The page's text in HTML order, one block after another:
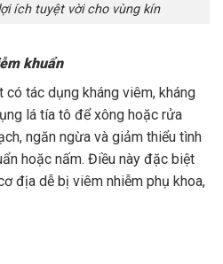
ích tuyệt vời cho vùng kín
khuẩn
có tác dụng kháng viêm, kháng
lá tía tô để xông hoặc rửa
ngăn ngừa và giảm thiểu tình
hoặc nấm. Điều này đặc biệt
địa dễ bị viêm nhiễm phụ khoa,